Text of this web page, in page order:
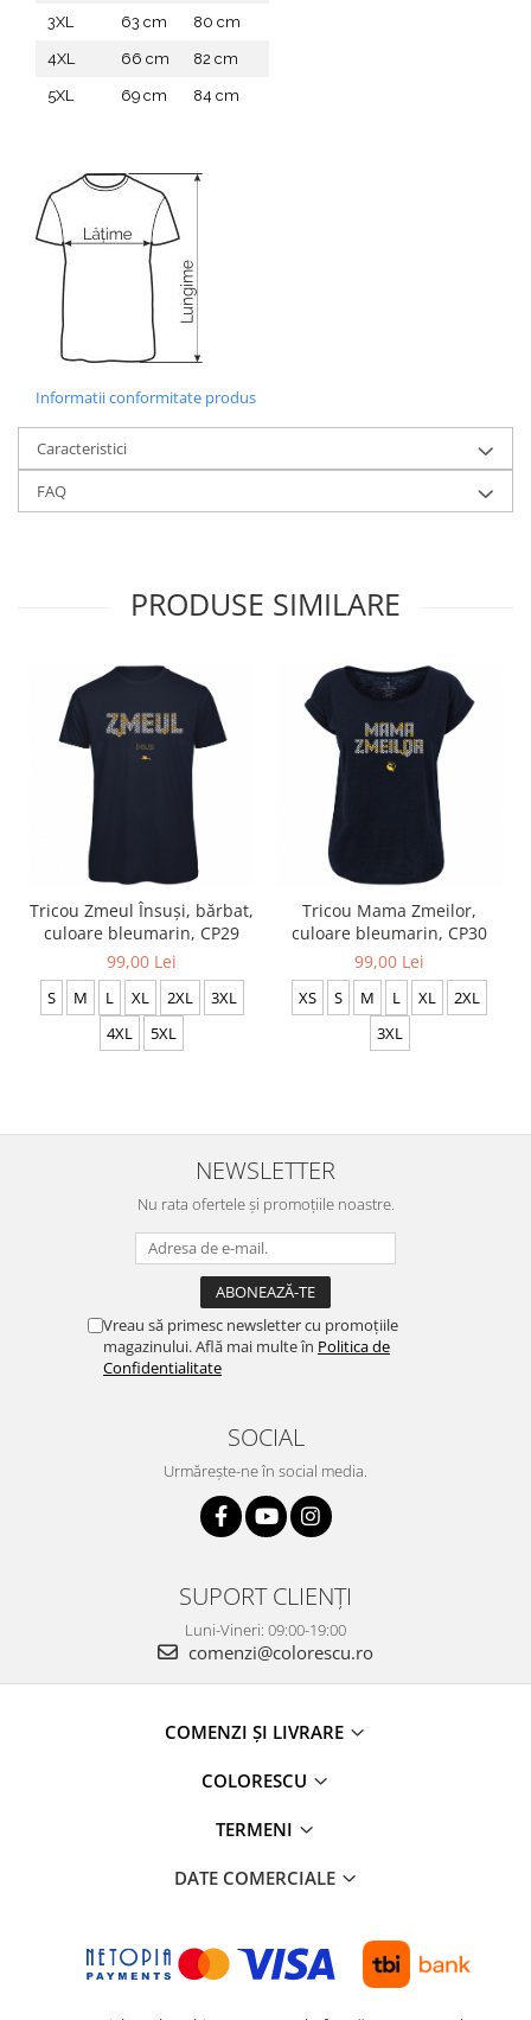
3XL 63 cm 80 cm
4XL 66 cm 82 cm
5XL 69 cm 84 cm
Informatii conformitate produs
Caracteristici
FAQ
PRODUSE SIMILARE
Tricou Zmeul Însuși, bărbat,
culoare bleumarin, CP29
99,00 Lei
S M L XL 2XL
3XL
4XL
5XL
Tricou Mama Zmeilor,
culoare bleumarin, CP30
99,00 Lei
XS S M L XL
2XL
3XL
NEWSLETTER
Nu rata ofertele și promoțiile noastre.
Vreau să primesc newsletter cu promoțiile
magazinului. Află mai multe în Politica de
Confidentialitate
SOCIAL
Urmărește-ne în social media.
SUPORT CLIENȚI
Luni-Vineri: 09:00-19:00
comenzi@colorescu.ro
COMENZI ȘI LIVRARE
COLORESCU
TERMENI
DATE COMERCIALE